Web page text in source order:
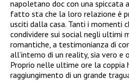
napoletano doc con una spiccata
fatto sta che la loro relazione è
usciti dalla casa. Tanti i momenti
condividere sui social negli ultimi
romantiche, a testimonianza di
all’interno di un reality, sia vero e
Proprio nelle ultime ore la coppia
raggiungimento di un grande